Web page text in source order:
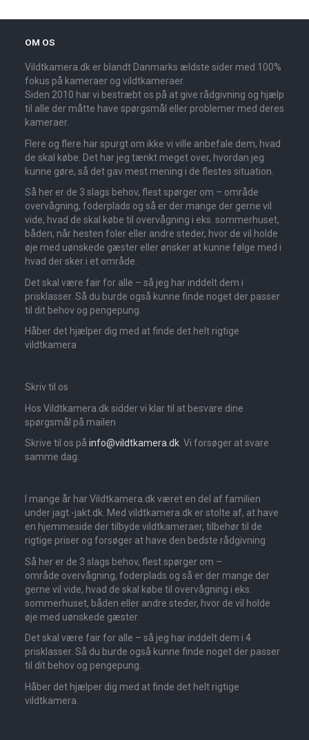
OM OS
Vildtkamera.dk er blandt Danmarks ældste sider med 100%
fokus på kameraer og vildtkameraer.
Siden 2010 har vi bestræbt os på at give rådgivning og hjælp
til alle der måtte have spørgsmål eller problemer med deres
kameraer.
Flere og flere har spurgt om ikke vi ville anbefale dem, hvad
de skal købe. Det har jeg tænkt meget over, hvordan jeg
kunne gøre, så det gav mest mening i de flestes situation.
Så her er de 3 slags behov, flest spørger om – område
overvågning, foderplads og så er der mange der gerne vil
vide, hvad de skal købe til overvågning i eks. sommerhuset,
båden, når hesten foler eller andre steder, hvor de vil holde
øje med uønskede gæster eller ønsker at kunne følge med i
hvad der sker i et område.
Det skal være fair for alle – så jeg har inddelt dem i
prisklasser. Så du burde også kunne finde noget der passer
til dit behov og pengepung.
Håber det hjælper dig med at finde det helt rigtige
vildtkamera
Skriv til os
Hos Vildtkamera.dk sidder vi klar til at besvare dine
spørgsmål på mailen
Skrive til os på info@vildtkamera.dk. Vi forsøger at svare
samme dag.
I mange år har Vildtkamera.dk været en del af familien
under jagt.-jakt.dk. Med vildtkamera.dk er stolte af, at have
en hjemmeside der tilbyde vildtkameraer, tilbehør til de
rigtige priser og forsøger at have den bedste rådgivning
Så her er de 3 slags behov, flest spørger om –
område overvågning, foderplads og så er der mange der
gerne vil vide, hvad de skal købe til overvågning i eks.
sommerhuset, båden eller andre steder, hvor de vil holde
øje med uønskede gæster.
Det skal være fair for alle – så jeg har inddelt dem i 4
prisklasser. Så du burde også kunne finde noget der passer
til dit behov og pengepung.
Håber det hjælper dig med at finde det helt rigtige
vildtkamera.